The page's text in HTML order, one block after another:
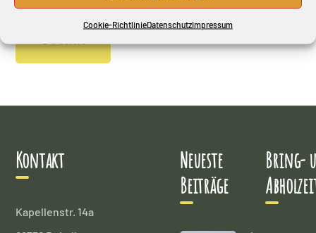
Cookie-RichtlinieDatenschutzImpressum
Kontakt
Kapellenstr. 14a
Neueste
Beiträge
Bring-